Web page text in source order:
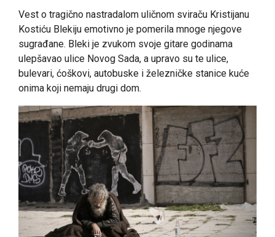
Vest o tragično nastradalom uličnom sviraču Kristijanu
Kostiću Blekiju emotivno je pomerila mnoge njegove
sugrađane. Bleki je zvukom svoje gitare godinama
ulepšavao ulice Novog Sada, a upravo su te ulice,
bulevari, ćoškovi, autobuske i železničke stanice kuće
onima koji nemaju drugi dom.